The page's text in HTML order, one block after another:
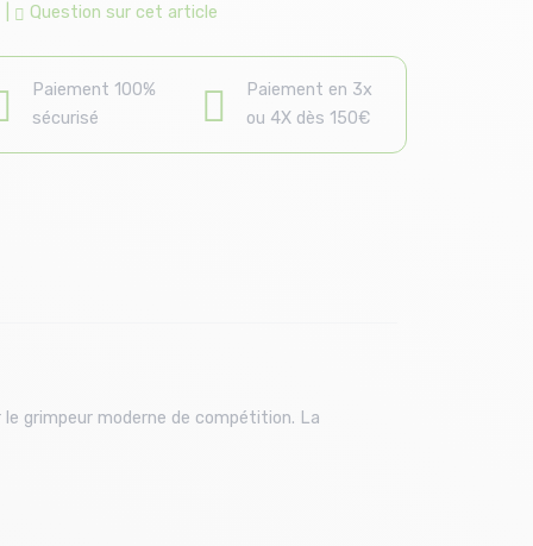
Question sur cet article
Paiement 100%
sécurisé
Paiement en 3x
ou 4X dès 150€
grimpeur moderne de compétition. La